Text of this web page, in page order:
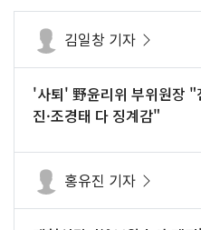
김일창 기자
'사퇴' 野윤리위 부위원장 "
진·조경태 다 징계감"
홍유진 기자